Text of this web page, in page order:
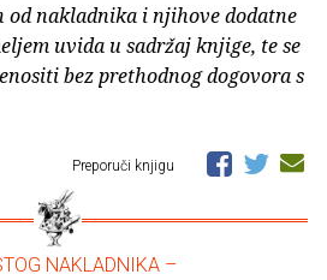
nakladnika i njihove dodatne
uvida u sadržaj knjige, te se
bez prethodnog dogovora s
Preporuči knjigu
NAKLADNIKA –